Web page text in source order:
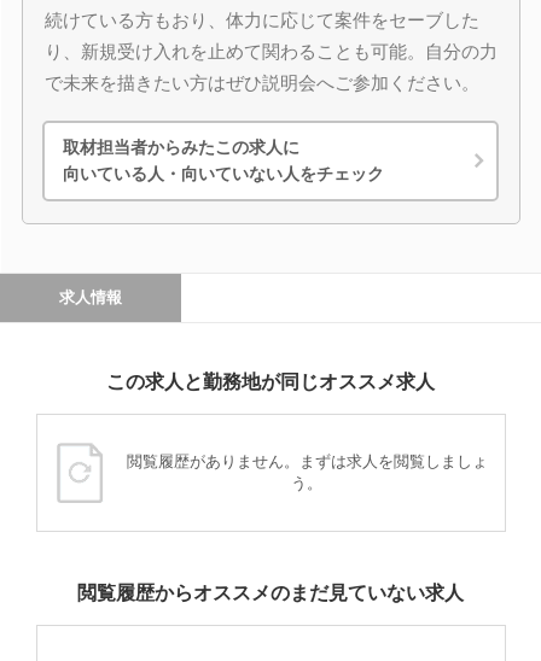
続けている方もおり、体力に応じて案件をセーブした
り、新規受け入れを止めて関わることも可能。自分の力
で未来を描きたい方はぜひ説明会へご参加ください。
取材担当者からみたこの求人に
向いている人・向いていない人をチェック
求人情報
この求人と勤務地が同じオススメ求人
閲覧履歴がありません。まずは求人を閲覧しましょ
う。
閲覧履歴からオススメのまだ見ていない求人